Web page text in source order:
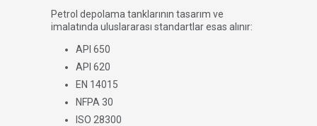
Petrol depolama tanklarının tasarım ve
imalatında uluslararası standartlar esas alınır:
API 650
API 620
EN 14015
NFPA 30
ISO 28300